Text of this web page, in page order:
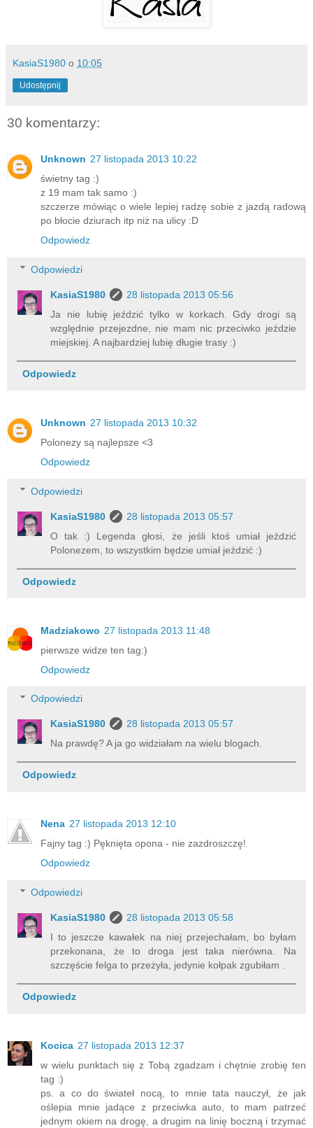
KasiaS1980 o 10:05
Udostępnij
30 komentarzy:
Unknown 27 listopada 2013 10:22
świetny tag :)
z 19 mam tak samo :)
szczerze mówiąc o wiele lepiej radzę sobie z jazdą radową
po błocie dziurach itp niż na ulicy :D
Odpowiedz
Odpowiedzi
KasiaS1980
28 listopada 2013 05:56
Ja nie lubię jeździć tylko w korkach. Gdy drogi są
względnie przejezdne, nie mam nic przeciwko jeździe
miejskiej. A najbardziej lubię długie trasy :)
Odpowiedz
Unknown 27 listopada 2013 10:32
Polonezy są najlepsze <3
Odpowiedz
Odpowiedzi
KasiaS1980
28 listopada 2013 05:57
O tak :) Legenda głosi, że jeśli ktoś umiał jeździć
Polonezem, to wszystkim będzie umiał jeździć :)
Odpowiedz
Madziakowo 27 listopada 2013 11:48
pierwsze widze ten tag:)
Odpowiedz
Odpowiedzi
KasiaS1980
28 listopada 2013 05:57
Na prawdę? A ja go widziałam na wielu blogach.
Odpowiedz
Nena 27 listopada 2013 12:10
Fajny tag :) Pęknięta opona - nie zazdroszczę!
Odpowiedz
Odpowiedzi
KasiaS1980
28 listopada 2013 05:58
I to jeszcze kawałek na niej przejechałam, bo byłam
przekonana, że to droga jest taka nierówna. Na
szczęście felga to przeżyła, jedynie kołpak zgubiłam .
Odpowiedz
Kocica 27 listopada 2013 12:37
w wielu punktach się z Tobą zgadzam i chętnie zrobię ten
tag :)
ps. a co do świateł nocą, to mnie tata nauczył, że jak
oślepia mnie jadące z przeciwka auto, to mam patrzeć
jednym okiem na drogę, a drugim na linię boczną i trzymać